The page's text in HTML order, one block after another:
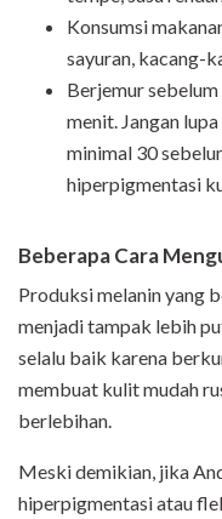
Konsumsi
sayuran, kacang-
Berjemur
menit. Jangan
minimal 30
hiperpigmentasi
Beberapa Cara
Produksi melanin yang
menjadi tampak lebih
selalu baik karena
membuat kulit mudah
berlebihan.
Meski demikian, jika
hiperpigmentasi atau